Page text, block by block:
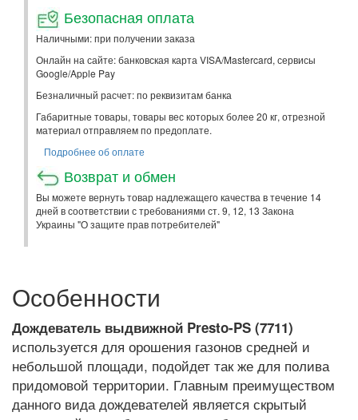
Безопасная оплата
Наличными: при получении заказа
Онлайн на сайте: банковская карта VISA/Mastercard, сервисы
Google/Apple Pay
Безналичный расчет: по реквизитам банка
Габаритные товары, товары вес которых более 20 кг, отрезной
материал отправляем по предоплате.
Подробнее об оплате
Возврат и обмен
Вы можете вернуть товар надлежащего качества в течение 14
дней в соответствии с требованиями ст. 9, 12, 13 Закона
Украины "О защите прав потребителей"
Особенности
Дождеватель выдвижной Presto-PS (7711)
используется для орошения газонов средней и
небольшой площади, подойдет так же для полива
придомовой территории. Главным преимуществом
данного вида дождевателей является скрытый